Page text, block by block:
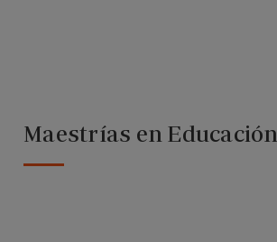
Maestrías en Educación